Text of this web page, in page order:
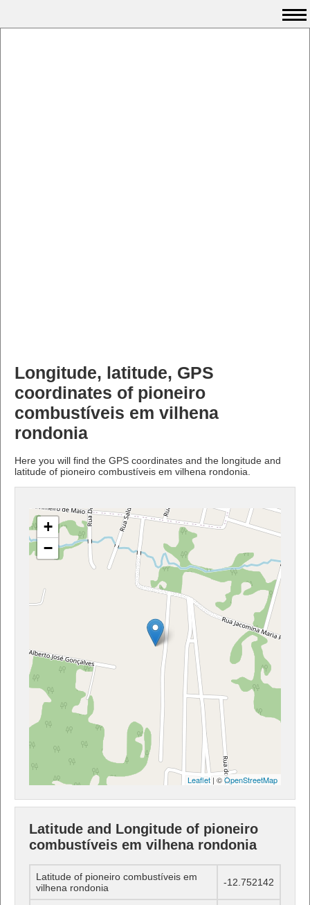
Longitude, latitude, GPS
coordinates of pioneiro
combustíveis em vilhena
rondonia
Here you will find the GPS coordinates and the longitude and
latitude of pioneiro combustíveis em vilhena rondonia.
+
−
Leaflet | ©OpenStreetMap
Latitude and Longitude of pioneiro
combustíveis em vilhena rondonia
Latitude of pioneiro combustíveis em
vilhena rondonia
-12.752142